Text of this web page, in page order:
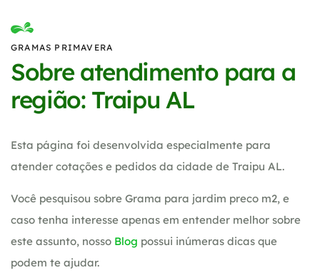
GRAMAS PRIMAVERA
Sobre atendimento para a
região: Traipu AL
Esta página foi desenvolvida especialmente para
atender cotações e pedidos da cidade de Traipu AL.
Você pesquisou sobre Grama para jardim preco m2, e
caso tenha interesse apenas em entender melhor sobre
este assunto, nosso Blog possui inúmeras dicas que
podem te ajudar.